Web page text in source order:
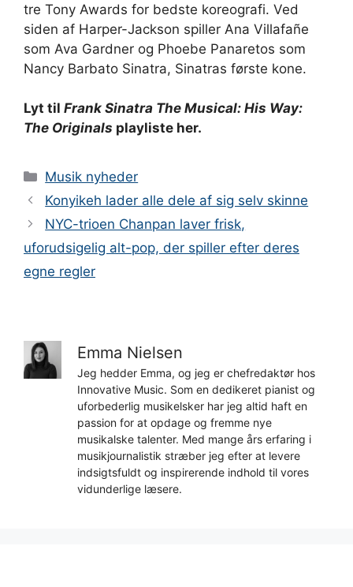
tre Tony Awards for bedste koreografi. Ved
siden af ​​Harper-Jackson spiller Ana Villafañe
som Ava Gardner og Phoebe Panaretos som
Nancy Barbato Sinatra, Sinatras første kone.
Lyt til Frank Sinatra The Musical: His Way:
The Originals playliste her.
Kategorier
Musik nyheder
Konyikeh lader alle dele af sig selv skinne
NYC-trioen Chanpan laver frisk,
uforudsigelig alt-pop, der spiller efter deres
egne regler
Emma Nielsen
Jeg hedder Emma, og jeg er chefredaktør hos
Innovative Music. Som en dedikeret pianist og
uforbederlig musikelsker har jeg altid haft en
passion for at opdage og fremme nye
musikalske talenter. Med mange års erfaring i
musikjournalistik stræber jeg efter at levere
indsigtsfuldt og inspirerende indhold til vores
vidunderlige læsere.